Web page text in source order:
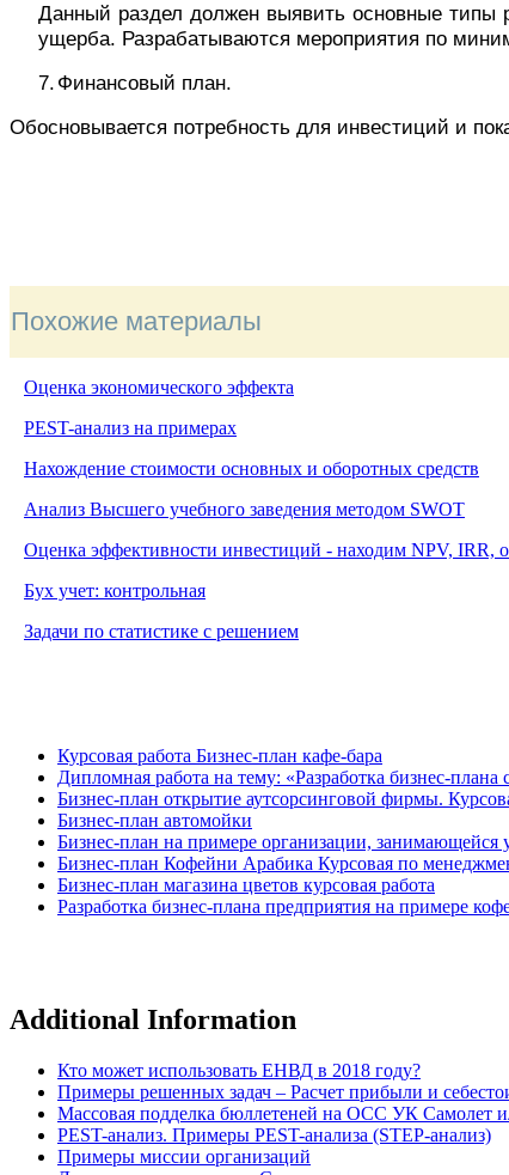
Данный раздел должен выявить основные типы
ущерба. Разрабатываются мероприятия по
7. Финансовый план.
Обосновывается потребность для инвестиций и
Похожие материалы
Оценка экономического эффекта
PEST-анализ на примерах
Нахождение стоимости основных и оборотных средств
Анализ Высшего учебного заведения методом SWOT
Оценка эффективности инвестиций - находим NPV, IRR,
Бух учет: контрольная
Задачи по статистике с решением
Курсовая работа Бизнес-план кафе-бара
Дипломная работа на тему: «Разработка бизнес-плана
Бизнес-план открытие аутсорсинговой фирмы.
Бизнес-план автомойки
Бизнес-план на примере организации, занимающейся
Бизнес-план Кофейни Арабика Курсовая по
Бизнес-план магазина цветов курсовая работа
Разработка бизнес-плана предприятия на примере
Additional Information
Кто может использовать ЕНВД в 2018 году?
Примеры решенных задач – Расчет прибыли и
Массовая подделка бюллетеней на ОСС УК Самолет
PEST-анализ. Примеры PEST-анализа (STEP-анализ)
Примеры миссии организаций